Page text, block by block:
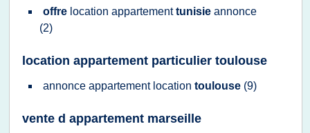
offre location appartementtunisie annonce
(2)
location appartement particulier toulouse
annonce appartement location toulouse (9)
vente d appartement marseille